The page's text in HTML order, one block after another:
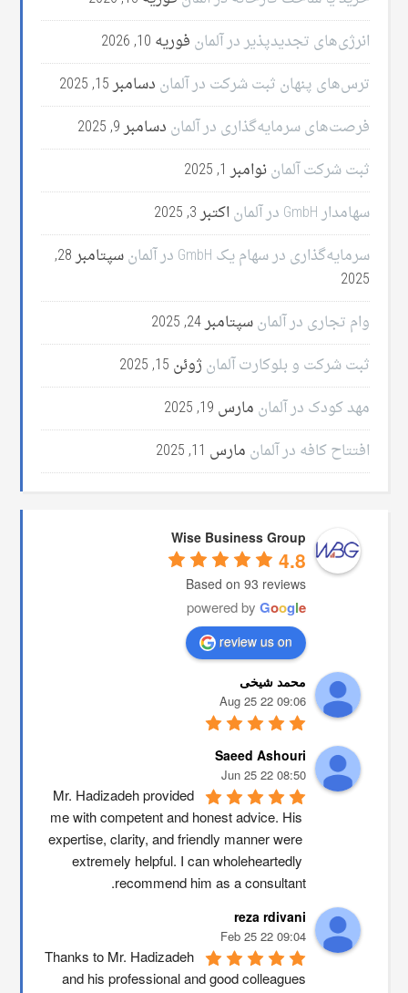
انرژی‌های تجدیدپذیر در آلمان فوریه 10, 2026
ترس‌های پنهان ثبت شرکت در آلمان دسامبر 15, 2025
فرصت‌های سرمایه‌گذاری در آلمان دسامبر 9, 2025
ثبت شرکت آلماننوامبر 1, 2025
سهامدار GmbH در آلمان
اکتبر 3, 2025
سرمایه‌گذاری در سهام یک GmbH در آلمان
سپتامبر 28,
2025
وام تجاری در آلمانسپتامبر 24, 2025
ثبت شرکت و بلوکارت آلمان ژوئن 15, 2025
مهد کودک در آلمان مارس 19, 2025
افتتاح کافه در آلمان مارس 11, 2025
Wise Business Group
4.8
Based on 93 reviews
powered by Google
review us on
محمد شیخی
09:06 22 Aug 25
Saeed Ashouri
08:50 22 Jun 25
Mr. Hadizadeh provided
me with competent and honest advice. His
expertise, clarity, and friendly manner were
extremely helpful. I can wholeheartedly
recommend him as a consultant.
reza rdivani
09:04 22 Feb 25
Thanks to Mr. Hadizadeh
and his professional and good colleagues